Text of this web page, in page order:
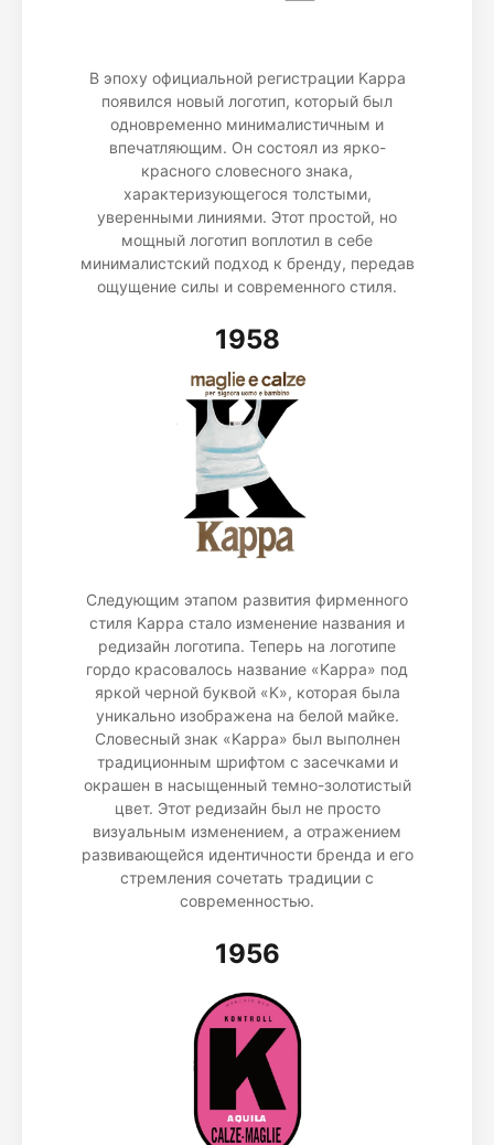
В эпоху официальной регистрации Kappa
появился новый логотип, который был
одновременно минималистичным и
впечатляющим. Он состоял из ярко-
красного словесного знака,
характеризующегося толстыми,
уверенными линиями. Этот простой, но
мощный логотип воплотил в себе
минималистский подход к бренду, передав
ощущение силы и современного стиля.
1958
Следующим этапом развития фирменного
стиля Kappa стало изменение названия и
редизайн логотипа. Теперь на логотипе
гордо красовалось название «Kappa» под
яркой черной буквой «K», которая была
уникально изображена на белой майке.
Словесный знак «Kappa» был выполнен
традиционным шрифтом с засечками и
окрашен в насыщенный темно-золотистый
цвет. Этот редизайн был не просто
визуальным изменением, а отражением
развивающейся идентичности бренда и его
стремления сочетать традиции с
современностью.
1956